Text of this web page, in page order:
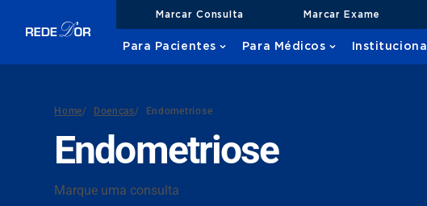
Marcar Consulta Marcar Exame
Para Pacientes Para Médicos Institucional
Home/ Doenças/ Endometriose
Endometriose
Marque uma consulta